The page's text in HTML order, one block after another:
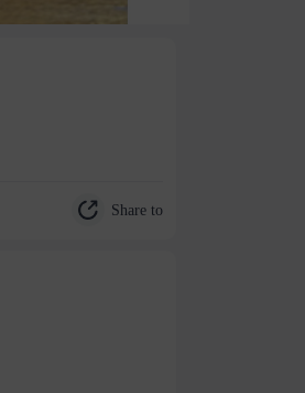
Share to